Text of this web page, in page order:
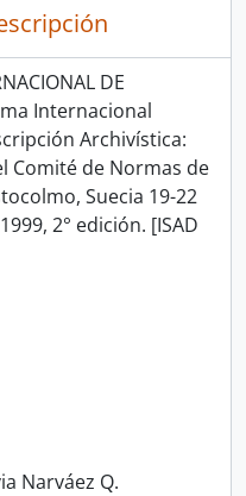
DE
Internacional
Archivística:
Comité de Normas de
Suecia 19-22
2° edición. [ISAD
Narváez Q.